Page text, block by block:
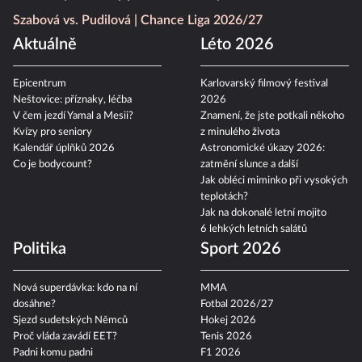
Szabová vs. Pudilová
Chance Liga 2026/27
Aktuálně
Epicentrum
Neštovice: příznaky, léčba
V čem jezdí Yamal a Mesii?
Kvízy pro seniory
Kalendář úplňků 2026
Co je bodycount?
Léto 2026
Karlovarský filmový festival
2026
Znamení, že jste potkali někoho
z minulého života
Astronomické úkazy 2026:
zatmění slunce a další
Jak obléci miminko při vysokých
teplotách?
Jak na dokonalé letní mojito
6 lehkých letních salátů
Politika
Nová superdávka: kdo na ní
dosáhne?
Sjezd sudetských Němců
Proč vláda zavádí EET?
Padni komu padni
Sport 2026
MMA
Fotbal 2026/27
Hokej 2026
Tenis 2026
F1 2026